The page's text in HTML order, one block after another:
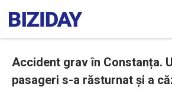
Accident grav în Constanța.
pasageri s-a răsturnat și a